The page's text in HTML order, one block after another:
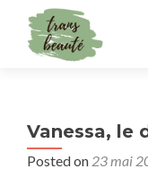
Vanessa, le
Posted on 23 mai